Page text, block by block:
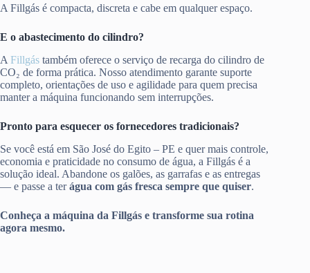
A Fillgás é compacta, discreta e cabe em qualquer espaço.
E o abastecimento do cilindro?
A Fillgás também oferece o serviço de recarga do cilindro de
CO₂ de forma prática. Nosso atendimento garante suporte
completo, orientações de uso e agilidade para quem precisa
manter a máquina funcionando sem interrupções.
Pronto para esquecer os fornecedores tradicionais?
Se você está em São José do Egito – PE e quer mais controle,
economia e praticidade no consumo de água, a Fillgás é a
solução ideal. Abandone os galões, as garrafas e as entregas
— e passe a terágua com gás fresca sempre que quiser.
Conheça a máquina da Fillgás e transforme sua rotina
agora mesmo.